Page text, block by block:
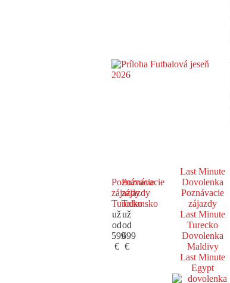
Poznávacie
zájazdy
Turecko
už
od
599
€
Poznávacie
zájazdy
Taliansko
už
od
699
€
Last Minute
Dovolenka
Poznávacie
zájazdy
Last Minute
Turecko
Dovolenka
Maldivy
Last Minute
Egypt